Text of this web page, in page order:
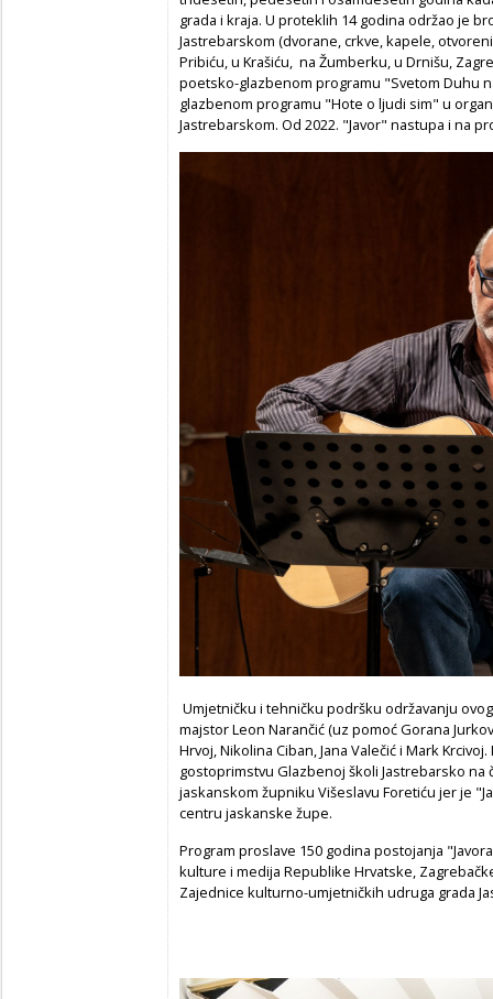
grada i kraja. U proteklih 14 godina održao je
Jastrebarskom (dvorane, crkve, kapele,
Pribiću, u Krašiću, na Žumberku, u Drnišu,
poetsko-glazbenom programu "Svetom Duhu
glazbenom programu "Hote o ljudi sim" u
Jastrebarskom. Od 2022. "Javor" nastupa i na
Umjetničku i tehničku podršku održavanju
majstor Leon Narančić (uz pomoć Gorana
Hrvoj, Nikolina Ciban, Jana Valečić i Mark
gostoprimstvu Glazbenoj školi Jastrebarsko na
jaskanskom župniku Višeslavu Foretiću jer je
centru jaskanske župe.
Program proslave 150 godina postojanja
kulture i medija Republike Hrvatske,
Zajednice kulturno-umjetničkih udruga grada